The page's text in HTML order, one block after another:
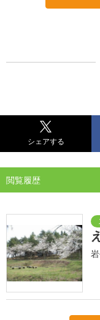
シェアする
閲覧履歴